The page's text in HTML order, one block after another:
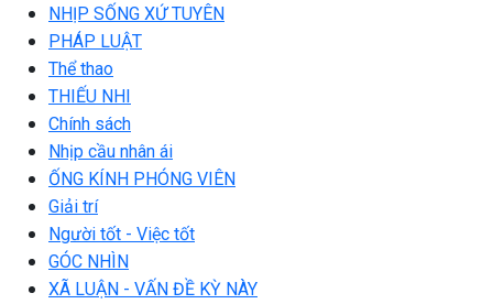
NHỊP SỐNG XỨ TUYÊN
PHÁP LUẬT
Thể thao
THIẾU NHI
Chính sách
Nhịp cầu nhân ái
ỐNG KÍNH PHÓNG VIÊN
Giải trí
Người tốt - Việc tốt
GÓC NHÌN
XÃ LUẬN - VẤN ĐỀ KỲ NÀY